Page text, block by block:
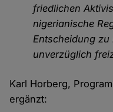
friedlichen
nigerianische
Entscheidung
unverzüglich
Karl Horberg,
ergänzt: